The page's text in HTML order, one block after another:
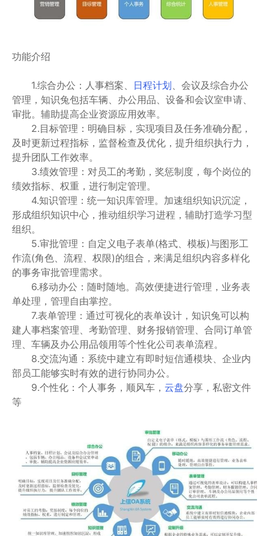
功能介绍
1.综合办公：人事档案、 日程计划、会议及综合办公
管理，知识兔包括车辆、办公用品、设备和会议室申请、
审批。辅助提高企业资源应用效率。
2.目标管理：明确目标，实现项目及任务准确分配，
及时更新过程指标，监督检查及优化，提升组织执行力，
提升团队工作效率。
3.绩效管理：对员工的考勤，奖惩制度，每个岗位的
绩效指标、权重，进行制定管理。
4.知识管理：统一知识库管理。加速组织知识沉淀，
形成组织知识中心，推动组织学习进程，辅助打造学习型
组织。
5.审批管理：自定义电子表单(格式、模板)与图形工
作流(角色、流程、权限)的组合，来满足组织内容多样化
的事务审批管理需求。
6.移动办公：随时随地。高效便捷进行管理，业务表
单处理，管理自由掌控。
7.表单管理：通过可视化的表单设计，知识兔可以构
建人事档案管理、考勤管理、财务报销管理、合同订单管
理、车辆及办公用品领用等个性化公司表单流程。
8.交流沟通：系统中建立有即时短信通模块、企业内
部员工能够实时有效的进行协同办公。
9.个性化：个人事务，顺风车， 云盘分享，私密文件
等